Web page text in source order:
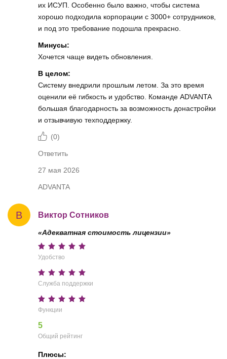
их ИСУП. Особенно было важно, чтобы система
хорошо подходила корпорации с 3000+ сотрудников,
и под это требование подошла прекрасно.
Минусы:
Хочется чаще видеть обновления.
В целом:
Систему внедрили прошлым летом. За это время
оценили её гибкость и удобство. Команде ADVANTA
большая благодарность за возможность донастройки
и отзывчивую техподдержку.
(0)
Ответить
27 мая 2026
ADVANTA
В Виктор Сотников
«Адекватная стоимость лицензии»
Удобство
Служба поддержки
Функции
5
Общий рейтинг
Плюсы: